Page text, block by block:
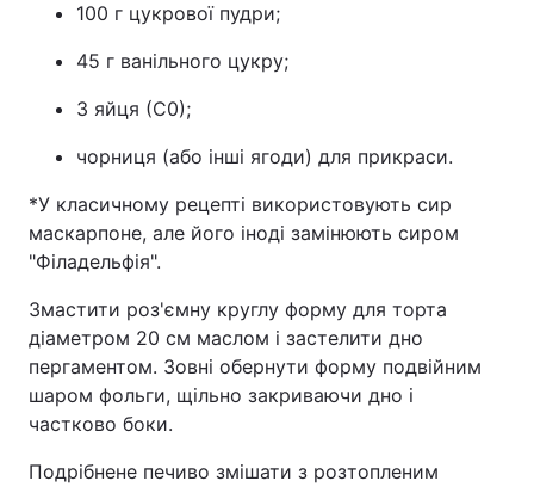
100 г цукрової пудри;
45 г ванільного цукру;
3 яйця (С0);
чорниця (або інші ягоди) для прикраси.
*У класичному рецепті використовують сир
маскарпоне, але його іноді замінюють сиром
"Філадельфія".
Змастити роз'ємну круглу форму для торта
діаметром 20 см маслом і застелити дно
пергаментом. Зовні обернути форму подвійним
шаром фольги, щільно закриваючи дно і
частково боки.
Подрібнене печиво змішати з розтопленим